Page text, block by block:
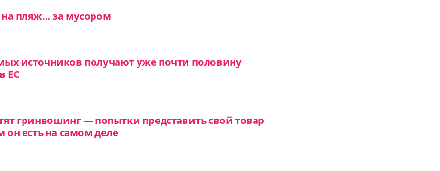
пляж… за мусором
источников получают уже почти половину
ЕС
гринвошинг — попытки представить свой товар
он есть на самом деле